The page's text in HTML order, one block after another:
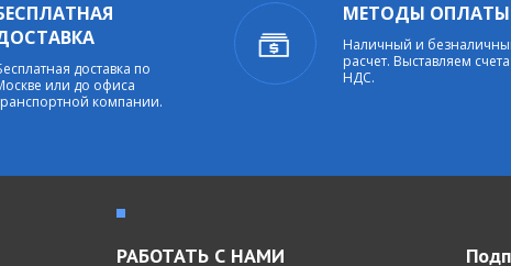
доставка по
или до офиса
компании.
МЕТОДЫ ОПЛАТЫ
Наличный и
расчет. Выставляем
НДС.
РАБОТАТЬ С НАМИ